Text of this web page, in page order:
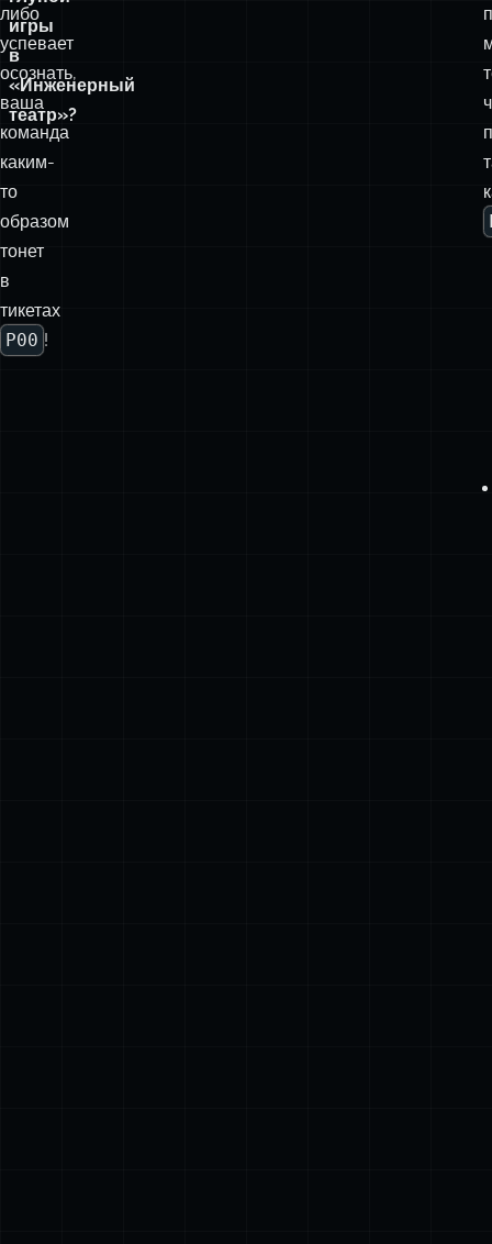
либо
успевает
осознать,
ваша
команда
каким-
то
образом
тонет
в
тикетах
P00 !
игры
в
«Инженерный
театр»?